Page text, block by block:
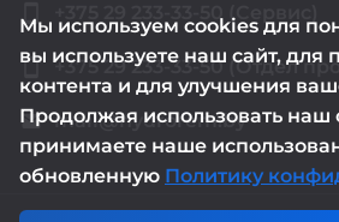
smartphone +375 29 233-33-50 (Сервис)
smartphone +375 29 233-33-50 (Отдел
email mail@hydrorem.by
Мы используем cookies для
вы используете наш сайт, для
контента и для улучшения
Продолжая использовать наш
принимаете наше
обновленную Политику